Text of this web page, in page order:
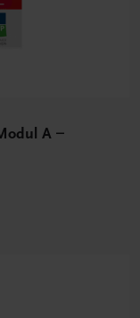
A –